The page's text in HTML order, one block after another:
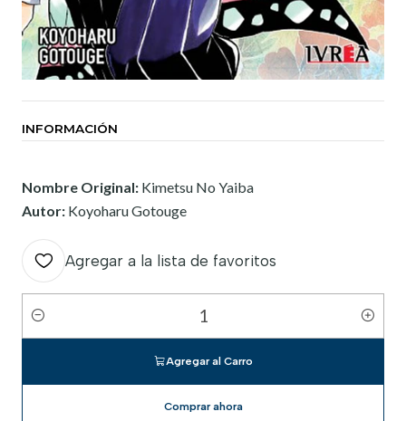
INFORMACIÓN
Nombre Original: Kimetsu No Yaiba
Autor: Koyoharu Gotouge
Agregar a la lista de favoritos
Cantidad
Agregar al Carro
Comprar ahora